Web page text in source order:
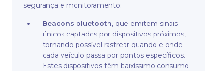
segurança e monitoramento:
Beacons bluetooth, que emitem sinais
únicos captados por dispositivos próximos,
tornando possível rastrear quando e onde
cada veículo passa por pontos específicos.
Estes dispositivos têm baixíssimo consumo